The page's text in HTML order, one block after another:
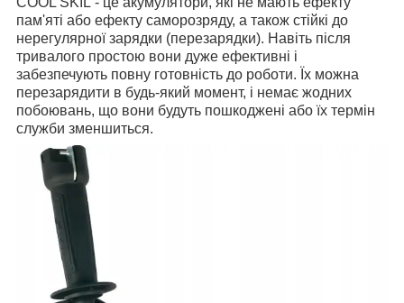
пам'яті або ефекту саморозряду, а також стійкі до
нерегулярної зарядки (перезарядки). Навіть після
тривалого простою вони дуже ефективні і
забезпечують повну готовність до роботи. Їх можна
перезарядити в будь-який момент, і немає жодних
побоювань, що вони будуть пошкоджені або їх термін
служби зменшиться.